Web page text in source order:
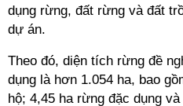
dụng rừng, đất rừng và đất
dự án.
Theo đó, diện tích rừng đề
dụng là hơn 1.054 ha, bao
hộ; 4,45 ha rừng đặc dụng